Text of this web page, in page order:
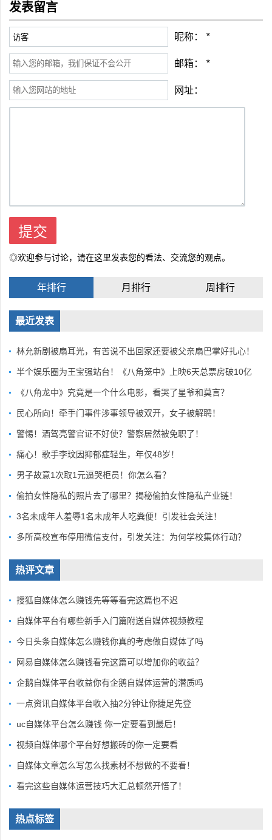
发表留言
昵称： *
邮箱： *
网址：
◎欢迎参与讨论，请在这里发表您的看法、交流您的观点。
年排行 月排行 周排行
最近发表
林允新剧被扇耳光，有苦说不出回家还要被父亲扇巴掌好扎心！
半个娱乐圈为王宝强站台！《八角笼中》上映6天总票房破10亿
《八角龙中》究竟是一个什么电影，看哭了星爷和莫言？
民心所向！牵手门事件涉事领导被双开，女子被解聘！
警惕！酒驾亮警官证不好使？警察居然被免职了！
痛心！歌手李玟因抑郁症轻生，年仅48岁！
男子故意1次取1元逼哭柜员！你怎么看？
偷拍女性隐私的照片去了哪里？揭秘偷拍女性隐私产业链！
3名未成年人羞辱1名未成年人吃粪便！引发社会关注！
多所高校宣布停用微信支付，引发关注：为何学校集体行动？
热评文章
搜狐自媒体怎么赚钱先等等看完这篇也不迟
自媒体平台有哪些新手入门篇附送自媒体视频教程
今日头条自媒体怎么赚钱你真的考虑做自媒体了吗
网易自媒体怎么赚钱看完这篇可以增加你的收益？
企鹅自媒体平台收益你有企鹅自媒体运营的潜质吗
一点资讯自媒体平台收入抽2分钟让你捷足先登
uc自媒体平台怎么赚钱 你一定要看到最后！
视频自媒体哪个平台好想搬砖的你一定要看
自媒体文章怎么写怎么找素材不想做的不要看！
看完这些自媒体运营技巧大汇总顿然开悟了！
热点标签